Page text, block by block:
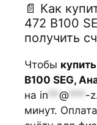
📄 Как
472 B100
получить
Чтобы
B100 SEG,
на in ** @ *** -
минут.